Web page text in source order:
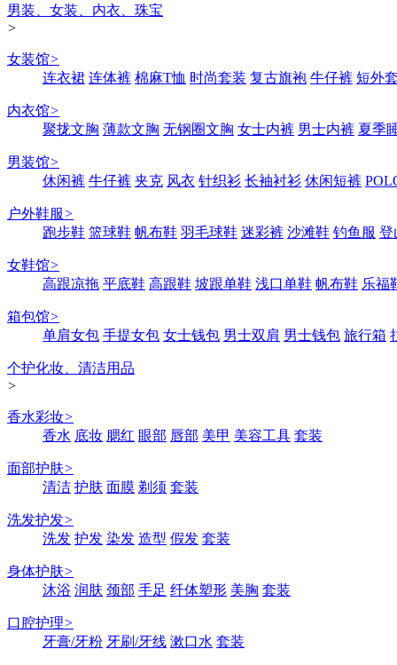
男装、女装、内衣、珠宝
>
女装馆>
连衣裙 连体裤 棉麻T恤 时尚套装 复古旗袍 牛仔裤 短外
内衣馆>
聚拢文胸 薄款文胸 无钢圈文胸 女士内裤 男士内裤 夏季
男装馆>
休闲裤 牛仔裤 夹克 风衣 针织衫 长袖衬衫 休闲短裤
户外鞋服>
跑步鞋 篮球鞋 帆布鞋 羽毛球鞋 迷彩裤 沙滩鞋 钓鱼服 登
女鞋馆>
高跟凉拖 平底鞋 高跟鞋 坡跟单鞋 浅口单鞋 帆布鞋 乐福
箱包馆>
单肩女包 手提女包 女士钱包 男士双肩 男士钱包 旅行箱
个护化妆、清洁用品
>
香水彩妆>
香水 底妆 腮红 眼部 唇部 美甲 美容工具 套装
面部护肤>
清洁 护肤 面膜 剃须 套装
洗发护发>
洗发 护发 染发 造型 假发 套装
身体护肤>
沐浴 润肤 颈部 手足 纤体塑形 美胸 套装
口腔护理>
牙膏/牙粉 牙刷/牙线 漱口水 套装